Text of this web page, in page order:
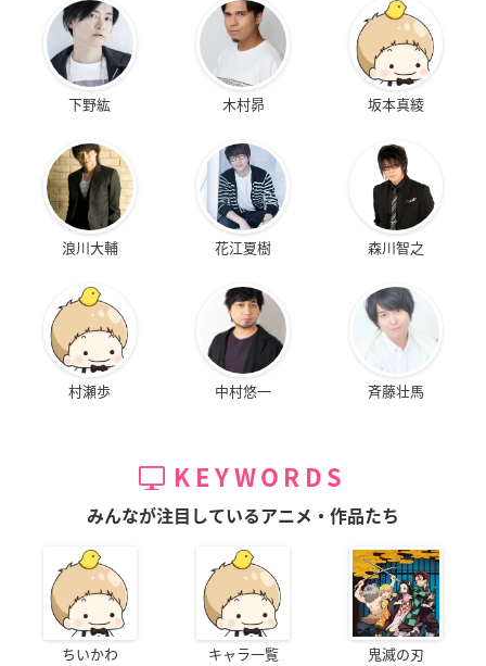
下野紘 木村昴 坂本真綾
浪川大輔 花江夏樹 森川智之
村瀬歩 中村悠一 斉藤壮馬
KEYWORDS
みんなが注目しているアニメ・作品たち
ちいかわ キャラ一覧 鬼滅の刃